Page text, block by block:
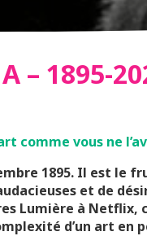
– 1895-
comme vous ne
1895. Il est le
et de
Lumière à
d’un art en